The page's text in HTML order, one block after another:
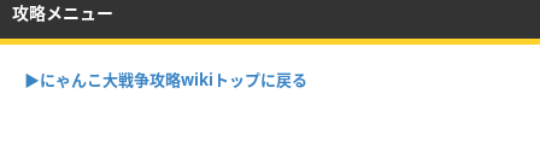
攻略メニュー
▶︎にゃんこ大戦争攻略wikiトップに戻る